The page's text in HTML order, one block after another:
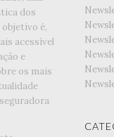
dos
é,
acessível
e
os mais